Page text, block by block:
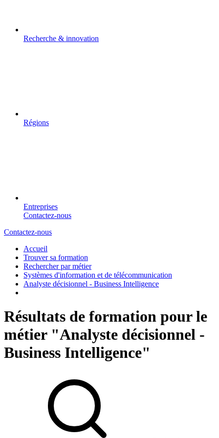
Recherche & innovation
Régions
Entreprises
Contactez-nous
Contactez-nous
Accueil
Trouver sa formation
Rechercher par métier
Systèmes d'information et de télécommunication
Analyste décisionnel - Business Intelligence
Résultats de formation pour le
métier "Analyste décisionnel -
Business Intelligence"